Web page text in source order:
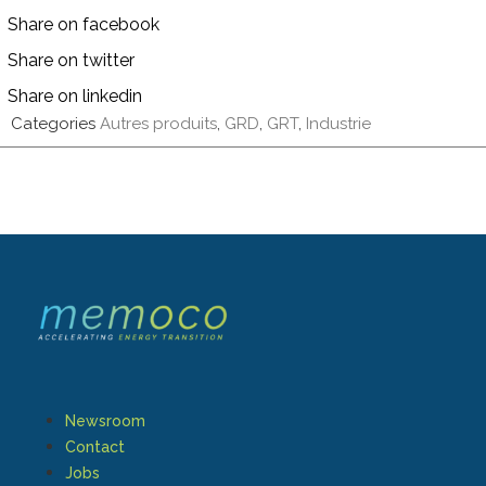
Share on facebook
Share on twitter
Share on linkedin
Categories Autres produits, GRD, GRT, Industrie
Newsroom
Contact
Jobs